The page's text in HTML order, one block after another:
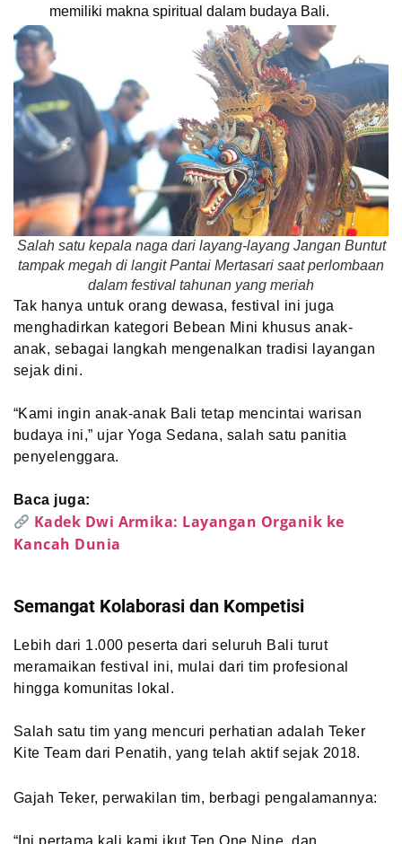
memiliki makna spiritual dalam budaya Bali.
Salah satu kepala naga dari layang-layang Jangan Buntut
tampak megah di langit Pantai Mertasari saat perlombaan
dalam festival tahunan yang meriah
Tak hanya untuk orang dewasa, festival ini juga
menghadirkan kategori Bebean Mini khusus anak-
anak, sebagai langkah mengenalkan tradisi layangan
sejak dini.
“Kami ingin anak-anak Bali tetap mencintai warisan
budaya ini,” ujar Yoga Sedana, salah satu panitia
penyelenggara.
Baca juga:
Kadek Dwi Armika: Layangan Organik ke
Kancah Dunia
Semangat Kolaborasi dan Kompetisi
Lebih dari 1.000 peserta dari seluruh Bali turut
meramaikan festival ini, mulai dari tim profesional
hingga komunitas lokal.
Salah satu tim yang mencuri perhatian adalah Teker
Kite Team dari Penatih, yang telah aktif sejak 2018.
Gajah Teker, perwakilan tim, berbagi pengalamannya:
“Ini pertama kali kami ikut Ten One Nine, dan